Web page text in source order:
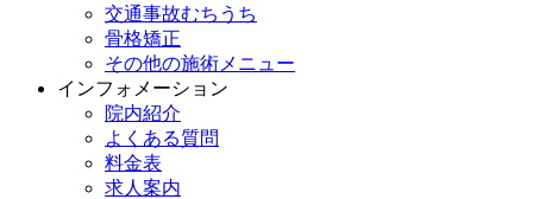
交通事故むちうち
骨格矯正
その他の施術メニュー
インフォメーション
院内紹介
よくある質問
料金表
求人案内